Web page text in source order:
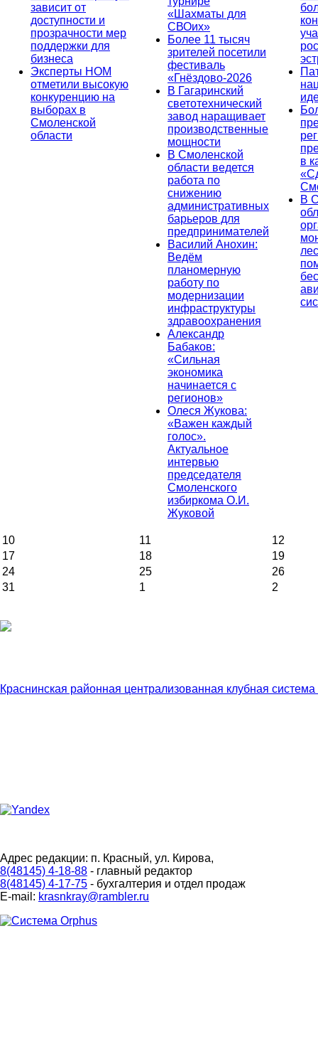
зависит от
доступности и
прозрачности мер
поддержки для
бизнеса
Эксперты НОМ
отметили высокую
конкуренцию на
выборах в
Смоленской
области
«Шахматы для
СВОих»
Более 11 тысяч
зрителей посетили
фестиваль
«Гнёздово-2026
В Гагаринский
светотехнический
завод наращивает
производственные
мощности
В Смоленской
области ведется
работа по
снижению
административных
барьеров для
предпринимателей
Василий Анохин:
Ведём
планомерную
работу по
модернизации
инфраструктуры
здравоохранения
Александр
Бабаков:
«Сильная
экономика
начинается с
регионов»
Олеся Жукова:
«Важен каждый
голос».
Актуальное
интервью
председателя
Смоленского
избиркома О.И.
Жуковой
в
В
10 11
12
17
18
19
24
25
26
31
1 2
Краснинская районная централизованная клубная
Адрес редакции: п. Красный, ул. Кирова,
8(48145) 4-18-88 - главный редактор
8(48145) 4-17-75 - бухгалтерия и отдел продаж
E-mail: krasnkray@rambler.ru